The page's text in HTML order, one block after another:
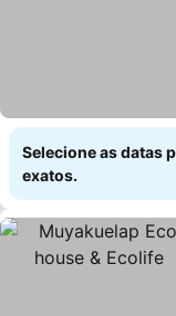
Selecione as datas
exatos.